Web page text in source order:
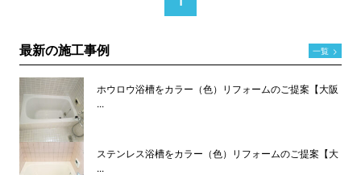
最新の施工事例
ホウロウ浴槽をカラー（色）リフォームのご提案【大阪
...
ステンレス浴槽をカラー（色）リフォームのご提案【大
...
一覧 >